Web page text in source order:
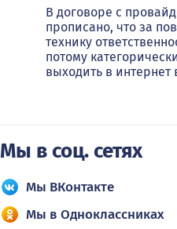
В договоре с
прописано, что за
технику
потому
выходить в
Мы в соц. сетях
Мы ВКонтакте
Мы в Одноклассниках